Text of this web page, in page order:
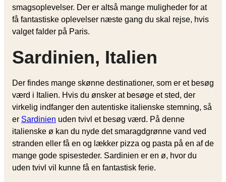
smagsoplevelser. Der er altså mange muligheder for at
få fantastiske oplevelser næste gang du skal rejse, hvis
valget falder på Paris.
Sardinien, Italien
Der findes mange skønne destinationer, som er et besøg
værd i Italien. Hvis du ønsker at besøge et sted, der
virkelig indfanger den autentiske italienske stemning, så
er Sardinien uden tvivl et besøg værd. På denne
italienske ø kan du nyde det smaragdgrønne vand ved
stranden eller få en og lækker pizza og pasta på en af de
mange gode spisesteder. Sardinien er en ø, hvor du
uden tvivl vil kunne få en fantastisk ferie.